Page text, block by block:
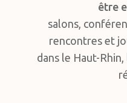
être
salons,
rencontres et
dans le Haut-